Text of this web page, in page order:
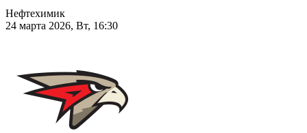
Нефтехимик
24 марта 2026, Вт, 16:30